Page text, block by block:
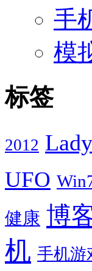
手
模
标签
2012
UFO
健康 博
机 手机游